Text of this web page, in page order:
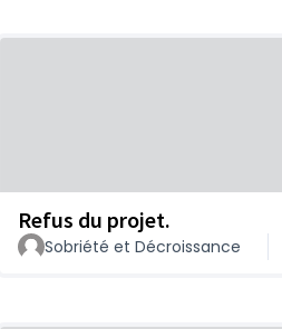
Refus du projet.
Sobriété et Décroissance